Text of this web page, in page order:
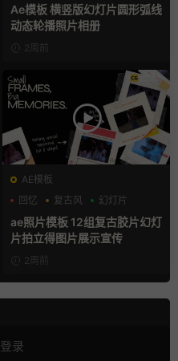
Ae模板 横竖版幻灯片圆形弧线
动态轮播照片相册
2周前
AE模板
回忆
复古风 幻灯片
ae照片模板 12组复古胶片幻灯
片拍立得图片展示宣传
2周前
登录